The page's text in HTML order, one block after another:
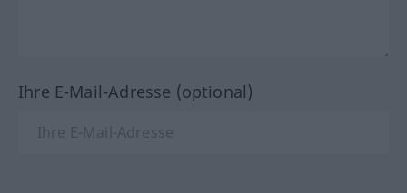
Ihre E-Mail-Adresse (optional)